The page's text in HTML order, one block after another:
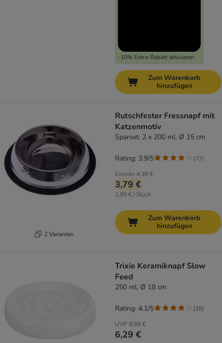
-10% Extra-Rabatt aktivieren
Zum Warenkorb
hinzufügen
2 Varianten
Rutschfester Fressnapf mit
Katzenmotiv
Sparset: 2 x 200 ml, Ø 15 cm
Einzeln 4,38 €
3,79 €
1,90 € / Stück
Rating: 3.9/5 (77)
Zum Warenkorb
hinzufügen
Trixie Keramiknapf Slow
Feed
250 ml, Ø 18 cm
UVP 9,99 €
6,29 €
Rating: 4.1/5 (28)